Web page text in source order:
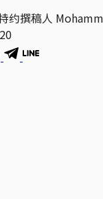
约撰稿人